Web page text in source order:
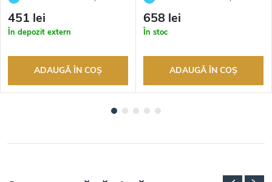
returnarea bunurilor. Vânzător
autorizat
451 lei
În depozit extern
ADAUGĂ ÎN COŞ
returnarea bunurilor. Vânzător
autorizat
658 lei
În stoc
ADAUGĂ ÎN COŞ